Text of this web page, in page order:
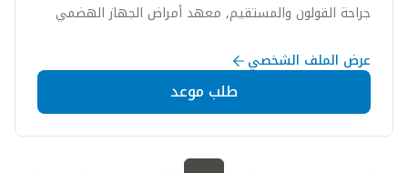
جراحة القولون والمستقيم, معهد أمراض الجهاز الهضمي
عرض الملف الشخصي
طلب موعد